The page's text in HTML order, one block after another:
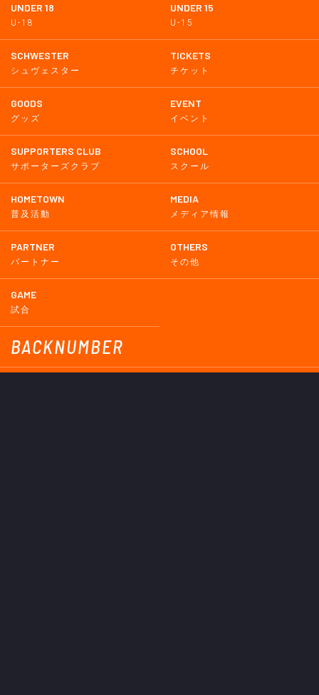
UNDER 18
U-18
UNDER 15
U-15
SCHWESTER
シュヴェスター
TICKETS
チケット
GOODS
グッズ
EVENT
イベント
SUPPORTERS CLUB
サポーターズクラブ
SCHOOL
スクール
HOMETOWN
普及活動
MEDIA
メディア情報
PARTNER
パートナー
OTHERS
その他
GAME
試合
BACKNUMBER